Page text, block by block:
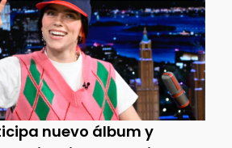
nuevo álbum y